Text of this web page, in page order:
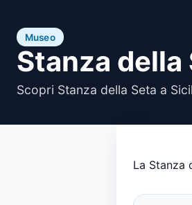
Museo
Stanza della
Scopri Stanza della Seta a
La Stanza